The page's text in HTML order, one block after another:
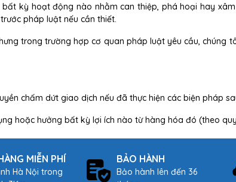
kỳ hoạt động nào nhằm can thiệp, phá hoại hay
pháp luật nếu cần thiết.
trong trường hợp cơ quan pháp luật yêu cầu, chúng
chấm dứt giao dịch nếu đã thực hiện các biện pháp
hoặc hưởng bất kỳ lợi ích nào từ hàng hóa đó (theo
MIỄN PHÍ
Hà Nội trong
BẢO HÀNH
Bảo hành lên đến 36